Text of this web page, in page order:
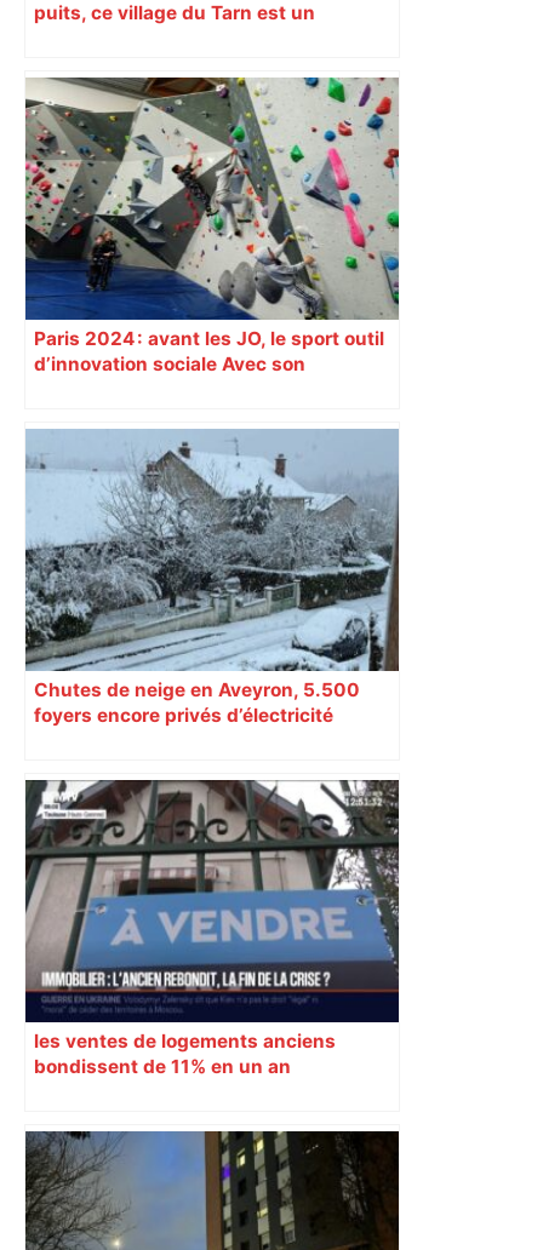
puits, ce village du Tarn est un
Paris 2024 : avant les JO, le sport outil
d’innovation sociale Avec son
soutient depuis deux ans des
centaines de projets à vocation sociale.
Exemple à Toulouse et à Tarbes, avec
l’escalade qui espère dépasser le mur
d’indifférence des quartiers populaires.
Reportage
Chutes de neige en Aveyron, 5.500
foyers encore privés d’électricité
les ventes de logements anciens
bondissent de 11% en un an